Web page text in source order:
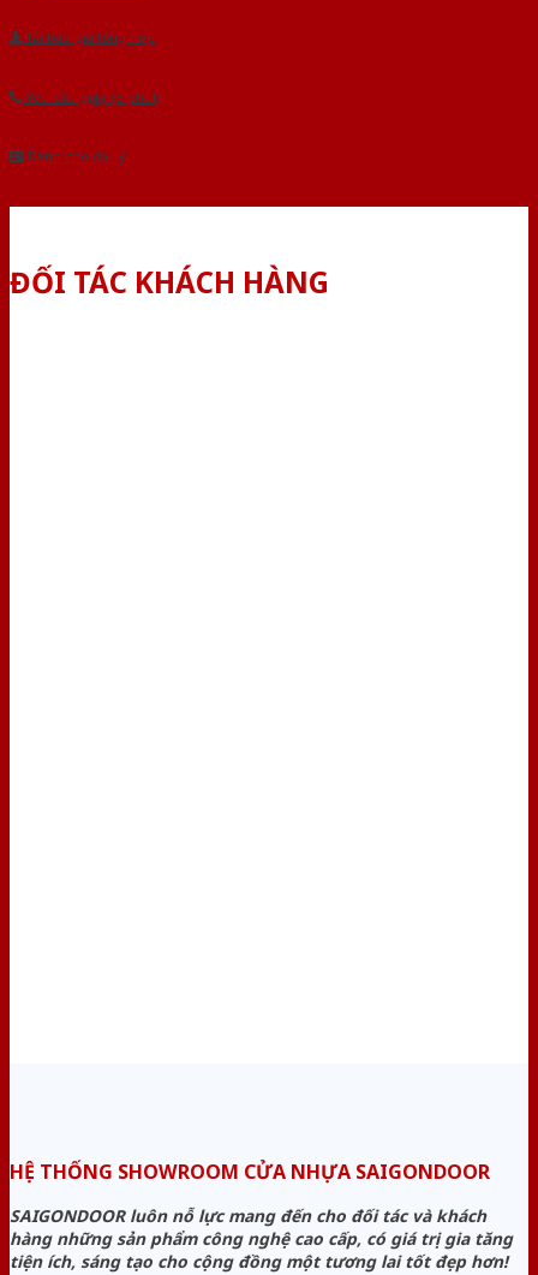
Tải báo giá tổng hợp
Yêu cầu gọi lại (3 phút)
Dành cho đại lý
ĐỐI TÁC KHÁCH HÀNG
HỆ THỐNG SHOWROOM CỬA NHỰA SAIGONDOOR
SAIGONDOOR luôn nỗ lực mang đến cho đối tác và khách
hàng những sản phẩm công nghệ cao cấp, có giá trị gia tăng
tiện ích, sáng tạo cho cộng đồng một tương lai tốt đẹp hơn!